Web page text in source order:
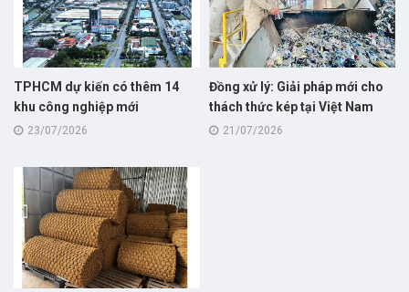
TPHCM dự kiến có thêm 14
khu công nghiệp mới
23/07/2026
Đồng xử lý: Giải pháp mới cho
thách thức kép tại Việt Nam
21/07/2026